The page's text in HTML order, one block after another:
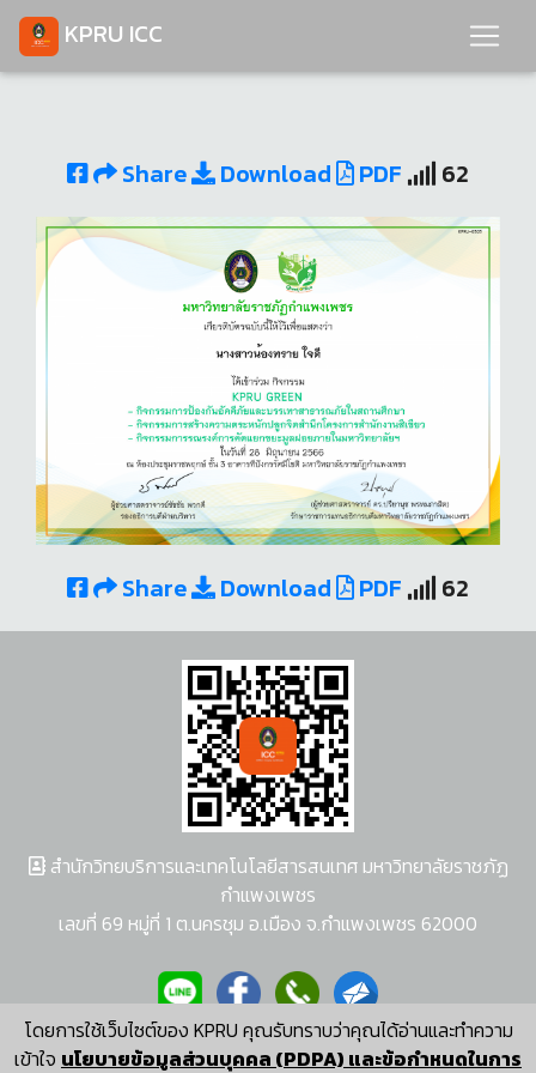
KPRU ICC
Share Download PDF 62
Share Download PDF 62
โดยการใช้เว็บไซต์ของ KPRU คุณรับทราบว่าคุณได้อ่านและทำความ
เข้าใจ นโยบายข้อมูลส่วนบุคคล (PDPA) และข้อกำหนดในการ
สำนักวิทยบริการและเทคโนโลยีสารสนเทศ มหาวิทยาลัยราชภัฏ
กำแพงเพชร
เลขที่ 69 หมู่ที่ 1 ต.นครชุม อ.เมือง จ.กำแพงเพชร 62000
ผู้พัฒนาระบบ อนุชา พวงผกา